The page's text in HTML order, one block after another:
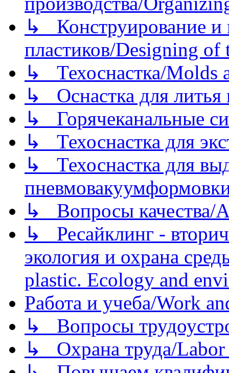
↳ Конструирование и
пластиков/Designing of
↳ Техоснастка/Molds
↳ Оснастка для литья
↳ Горячеканальные
↳ Техоснастка для
↳ Техоснастка для
↳ Вопросы качества/
↳ Ресайклинг -
экология и охрана
plastic. Ecology and
Работа и учеба/Work
↳ Вопросы
↳ Охрана труда/Labor